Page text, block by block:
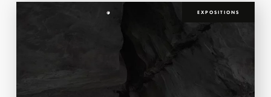
EXPOSITIONS